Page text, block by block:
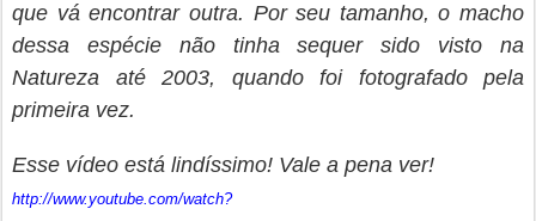
que vá encontrar outra. Por seu tamanho, o macho
dessa espécie não tinha sequer sido visto na
Natureza até 2003, quando foi fotografado pela
primeira vez.
Esse vídeo está lindíssimo! Vale a pena ver!
http://www.youtube.com/watch?